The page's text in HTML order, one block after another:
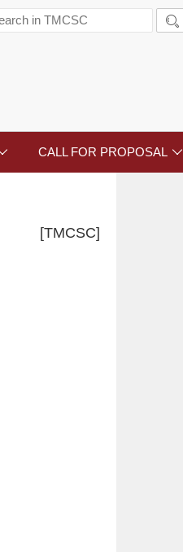

CALL FOR PROPOSAL 
[TMCSC]